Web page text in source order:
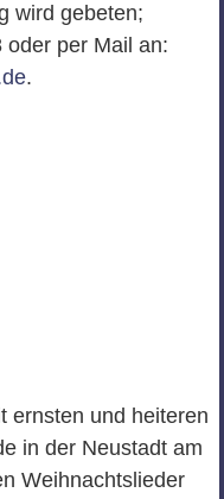
wird gebeten;
oder per Mail an:
.
ernsten und heiteren
in der Neustadt am
Weihnachtslieder